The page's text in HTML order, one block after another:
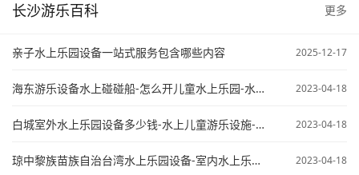
长沙游乐百科 更多
亲子水上乐园设备一站式服务包含哪些内容 2025-12-17
海东游乐设备水上碰碰船-怎么开儿童水上乐园-水上乐园项目计划书 2023-04-18
白城室外水上乐园设备多少钱-水上儿童游乐设施-开个水上乐园怎么样 2023-04-18
琼中黎族苗族自治台湾水上乐园设备-室内水上乐园需要投资多少钱-大型水上乐园设备公司 2023-04-18